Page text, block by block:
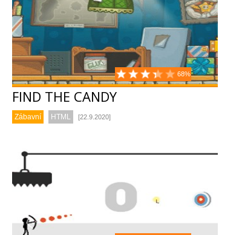
68%
FIND THE CANDY
Zábavní HTML [22.9.2020]